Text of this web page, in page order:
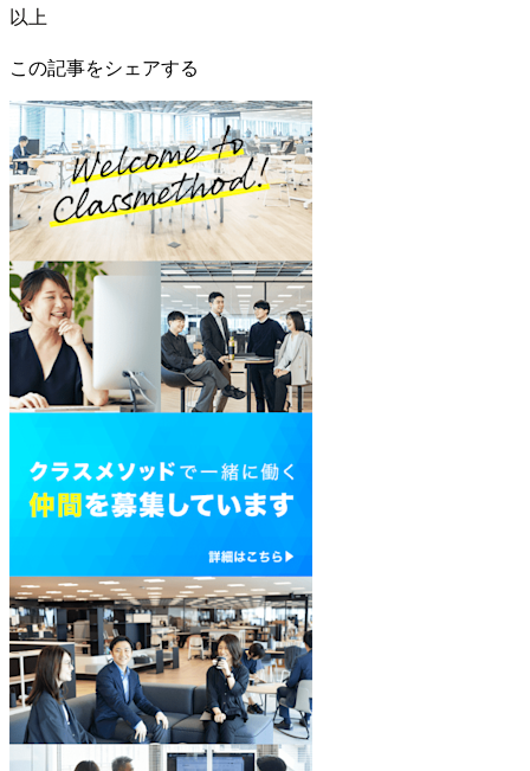
以上
この記事をシェアする